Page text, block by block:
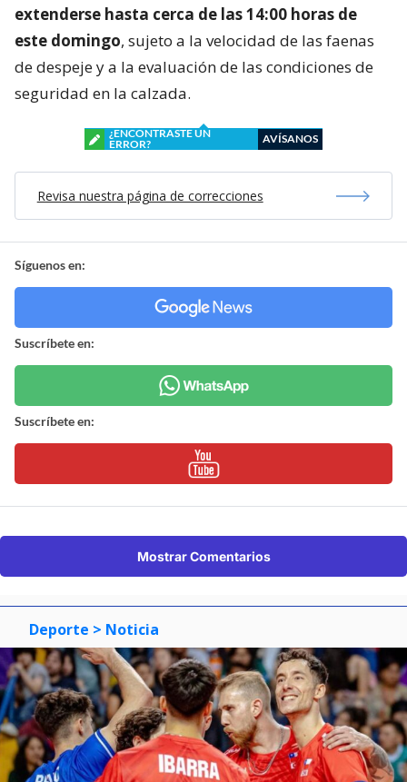
extenderse hasta cerca de las 14:00 horas de
este domingo, sujeto a la velocidad de las faenas
de despeje y a la evaluación de las condiciones de
seguridad en la calzada.
¿ENCONTRASTE UN
ERROR?
AVÍSANOS
Revisa nuestra página de correcciones
Síguenos en:
Suscríbete en:
Suscríbete en:
Mostrar Comentarios
Deporte > Noticia